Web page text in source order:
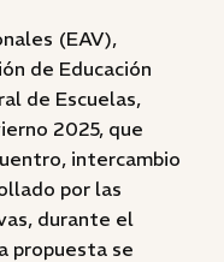
(EAV),
de Educación
de Escuelas,
2025, que
intercambio
por las
durante el
propuesta se